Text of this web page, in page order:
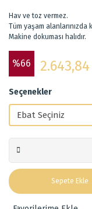
Hav ve toz vermez.
Tüm yaşam
Makine dokuması halıdır.
%66 2.643,84
Seçenekler
Sepete Ekle